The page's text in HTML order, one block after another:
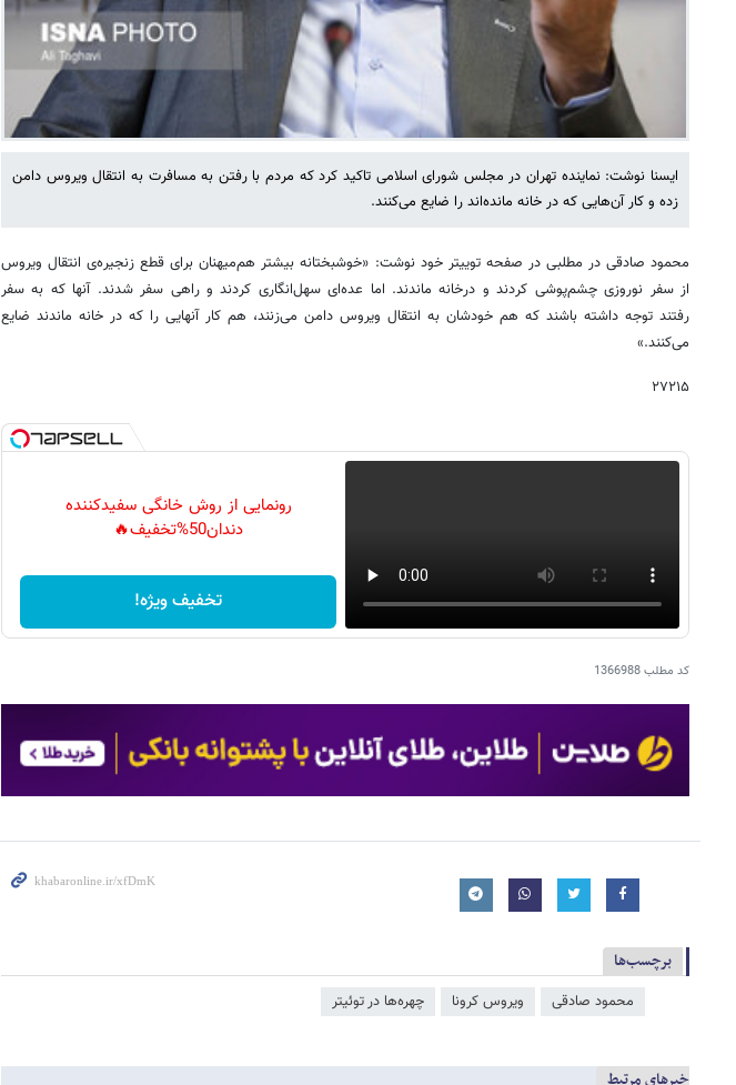
ایسنا نوشت: نماینده تهران در مجلس شورای اسلامی تاکید کرد که مردم با رفتن به مسافرت به انتقال ویروس دامن
زده و کار آن‌هایی که در خانه مانده‌اند را ضایع می‌کنند.
محمود صادقی در مطلبی در صفحه توییتر خود نوشت: «خوشبختانه بیشتر هم‌میهنان برای قطع زنجیره‌ی انتقال ویروس
از سفر نوروزی چشم‌پوشی کردند و درخانه ماندند. اما عده‌ای سهل‌انگاری کردند و راهی سفر شدند. آنها که به سفر
رفتند توجه داشته باشند که هم خودشان به انتقال ویروس دامن می‌زنند، هم کار آنهایی را که در خانه ماندند ضایع
می‌کنند.»
۲۷۲۱۵
رونمایی از روش خانگی سفیدکننده
دندان50%تخفیف🔥
تخفیف ویژه!
کد مطلب1366988
برچسب‌ها
محمود صادقی ویروس کرونا چهره‌ها در توئیتر